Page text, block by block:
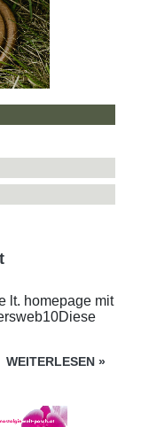
lt. homepage mit
WEITERLESEN »